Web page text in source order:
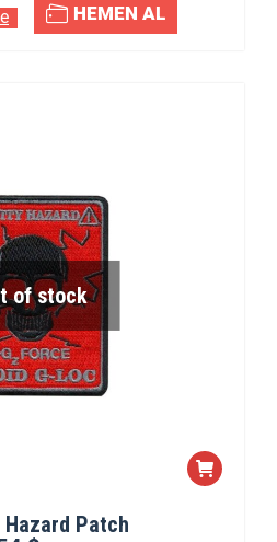
HEMEN AL
of stock
Hazard Patch